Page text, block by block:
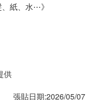
紙、水⋯》
供
張貼日期:2026/05/07